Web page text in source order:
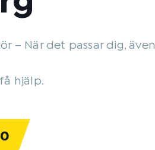
– När det passar dig, även
hjälp.